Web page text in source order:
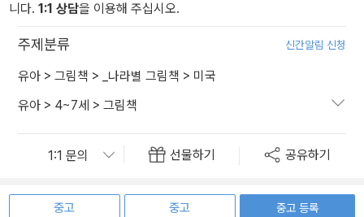
니다. 1:1 상담을 이용해 주십시오.
주제분류 신간알림 신청
유아 > 그림책 > _나라별 그림책 > 미국
유아 > 4~7세 > 그림책
선물하기 공유하기
중고
중고
중고 등록